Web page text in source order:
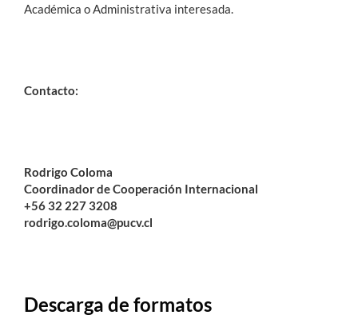
Académica o Administrativa interesada.
Contacto:
Rodrigo Coloma
Coordinador de Cooperación Internacional
+56 32 227 3208
rodrigo.coloma@pucv.cl
Descarga de formatos